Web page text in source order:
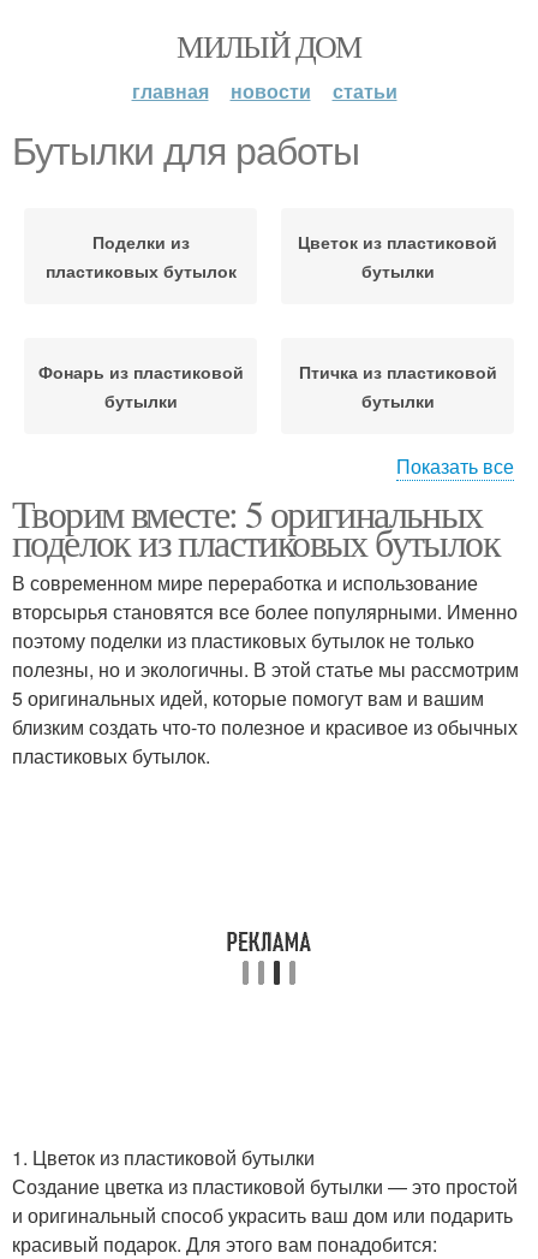
МИЛЫЙ ДОМ
главная новости статьи
Бутылки для работы
Поделки из
пластиковых бутылок
Цветок из пластиковой
бутылки
Фонарь из пластиковой
бутылки
Птичка из пластиковой
бутылки
пластиковой бутылки
Бутылки для детей
Вазон из пластиковой
бутылки
Бутылки для создания
Поделка из
Показать все
Творим вместе: 5 оригинальных
поделок из пластиковых бутылок
В современном мире переработка и использование
вторсырья становятся все более популярными. Именно
поэтому поделки из пластиковых бутылок не только
полезны, но и экологичны. В этой статье мы рассмотрим
5 оригинальных идей, которые помогут вам и вашим
близким создать что-то полезное и красивое из обычных
пластиковых бутылок.
1. Цветок из пластиковой бутылки
Создание цветка из пластиковой бутылки — это простой
и оригинальный способ украсить ваш дом или подарить
красивый подарок. Для этого вам понадобится: